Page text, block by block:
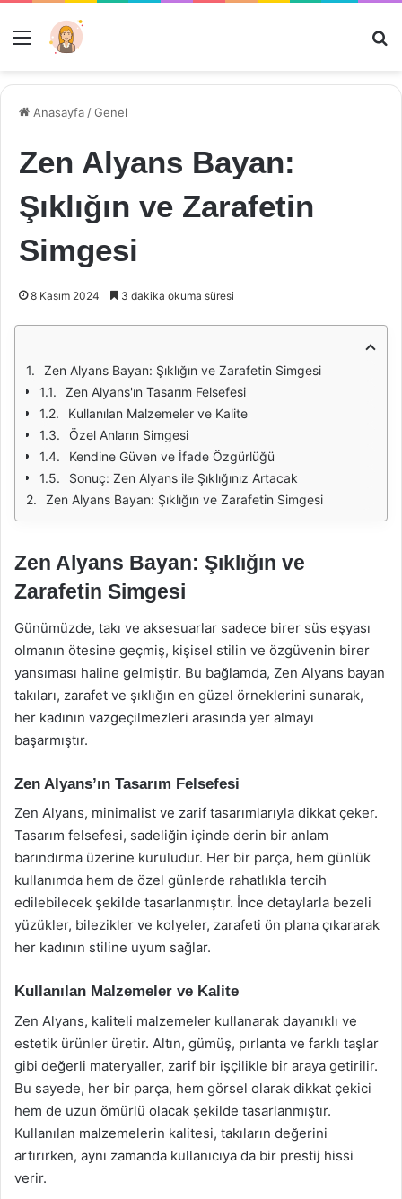
Menü
Anasayfa /Genel
Zen Alyans Bayan:
Şıklığın ve Zarafetin
Simgesi
8 Kasım 2024 3 dakika okuma süresi
Zen Alyans Bayan: Şıklığın ve Zarafetin Simgesi
Zen Alyans'ın Tasarım Felsefesi
Kullanılan Malzemeler ve Kalite
Özel Anların Simgesi
Kendine Güven ve İfade Özgürlüğü
Sonuç: Zen Alyans ile Şıklığınız Artacak
Zen Alyans Bayan: Şıklığın ve Zarafetin Simgesi
Zen Alyans Bayan: Şıklığın ve
Zarafetin Simgesi
Günümüzde, takı ve aksesuarlar sadece birer süs eşyası
olmanın ötesine geçmiş, kişisel stilin ve özgüvenin birer
yansıması haline gelmiştir. Bu bağlamda, Zen Alyans bayan
takıları, zarafet ve şıklığın en güzel örneklerini sunarak,
her kadının vazgeçilmezleri arasında yer almayı
başarmıştır.
Zen Alyans’ın Tasarım Felsefesi
Zen Alyans, minimalist ve zarif tasarımlarıyla dikkat çeker.
Tasarım felsefesi, sadeliğin içinde derin bir anlam
barındırma üzerine kuruludur. Her bir parça, hem günlük
kullanımda hem de özel günlerde rahatlıkla tercih
edilebilecek şekilde tasarlanmıştır. İnce detaylarla bezeli
yüzükler, bilezikler ve kolyeler, zarafeti ön plana çıkararak
her kadının stiline uyum sağlar.
Kullanılan Malzemeler ve Kalite
Zen Alyans, kaliteli malzemeler kullanarak dayanıklı ve
estetik ürünler üretir. Altın, gümüş, pırlanta ve farklı taşlar
gibi değerli materyaller, zarif bir işçilikle bir araya getirilir.
Bu sayede, her bir parça, hem görsel olarak dikkat çekici
hem de uzun ömürlü olacak şekilde tasarlanmıştır.
Kullanılan malzemelerin kalitesi, takıların değerini
artırırken, aynı zamanda kullanıcıya da bir prestij hissi
verir.